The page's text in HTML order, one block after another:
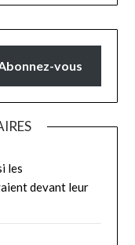
vous
les
devant leur